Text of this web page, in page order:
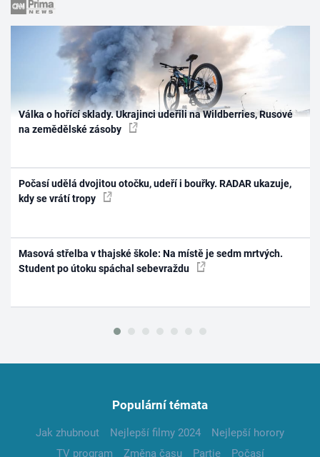
Válka o hořící sklady. Ukrajinci udeřili na Wildberries, Rusové
na zemědělské zásoby
Počasí udělá dvojitou otočku, udeří i bouřky. RADAR ukazuje,
kdy se vrátí tropy
Masová střelba v thajské škole: Na místě je sedm mrtvých.
Student po útoku spáchal sebevraždu
Populární témata
Jak zhubnout Nejlepší filmy 2024
Nejlepší horory
TV program
Změna času Partie
Počasí